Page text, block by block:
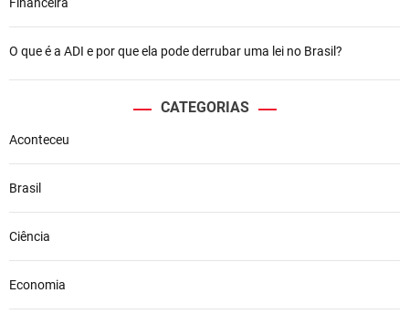
O que é a ADI e por que ela pode derrubar uma lei no Brasil?
CATEGORIAS
Aconteceu
Brasil
Ciência
Economia